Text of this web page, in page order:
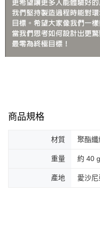
商品規格
材質 聚酯纖
重量 約 40 g
產地 愛沙尼